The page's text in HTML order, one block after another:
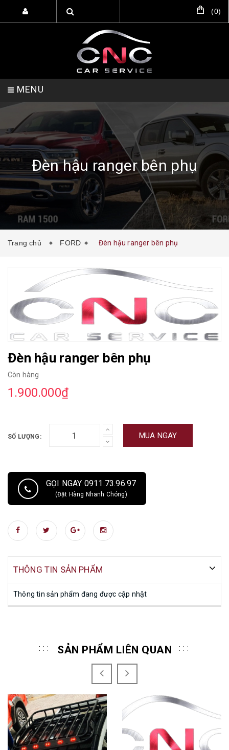
(0)
MENU
TRANG CHỦ DỊCH VỤ SẢN PHẨM
HỖ TRỢ SETUP GARA LIÊN HỆ
Đèn hậu ranger bên phụ
Trang chủ FORD Đèn hậu ranger bên phụ
Đèn hậu ranger bên phụ
Còn hàng
1.900.000₫
SỐ LƯỢNG: MUA NGAY
GỌI NGAY 0911.73.96.97
(Đặt Hàng Nhanh Chóng)
THÔNG TIN SẢN PHẨM
Thông tin sản phẩm đang được cập nhật
SẢN PHẨM LIÊN QUAN